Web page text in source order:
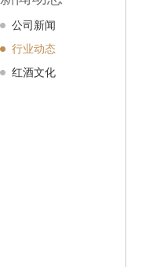
公司新闻
行业动态
红酒文化